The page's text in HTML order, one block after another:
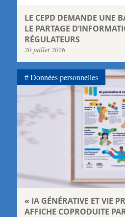
LE CEPD DEMANDE UNE
LE PARTAGE
RÉGULATEURS
20 juillet 2026
« IA GÉNÉRATIVE ET VIE
AFFICHE COPRODUITE
Données personnelles